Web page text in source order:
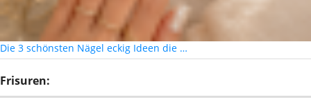
Die 3 schönsten Nägel eckig Ideen die …
Frisuren: